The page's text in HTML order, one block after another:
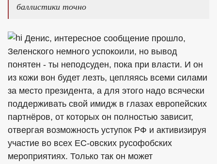
баллистики точно
Денис, интересное сообщение прошло,
Зеленского немного успокоили, но вывод
понятен - ты неподсуден, пока при власти. И он
из кожи вон будет лезть, цепляясь всеми силами
за место президента, а для этого надо всячески
поддерживать свой имидж в глазах европейских
партнёров, от которых он полностью зависит,
отвергая возможность уступок РФ и активизируя
участие во всех ЕС-овских русофобских
мероприятиях. Только так он может